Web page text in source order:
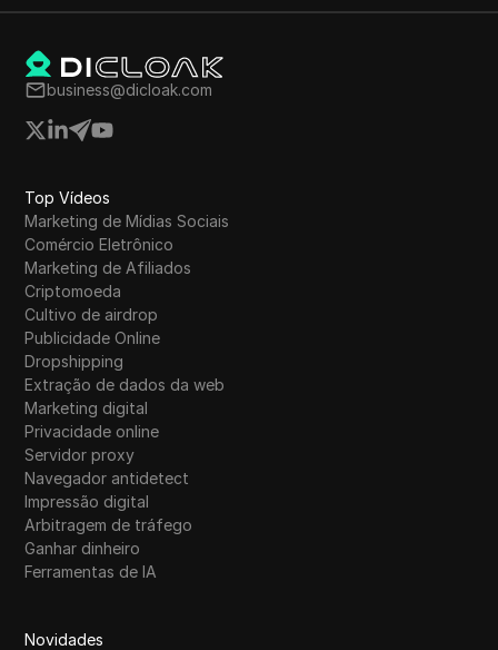
WebMoney
WeChat
Western Union
WhatsApp Business
Yahoo Gemini
YouTube
YouTube Premium
Zalando
Zelle
business@dicloak.com
Top Vídeos
Marketing de Mídias Sociais
Comércio Eletrônico
Marketing de Afiliados
Criptomoeda
Cultivo de airdrop
Publicidade Online
Dropshipping
Extração de dados da web
Marketing digital
Privacidade online
Servidor proxy
Navegador antidetect
Impressão digital
Arbitragem de tráfego
Ganhar dinheiro
Ferramentas de IA
Novidades